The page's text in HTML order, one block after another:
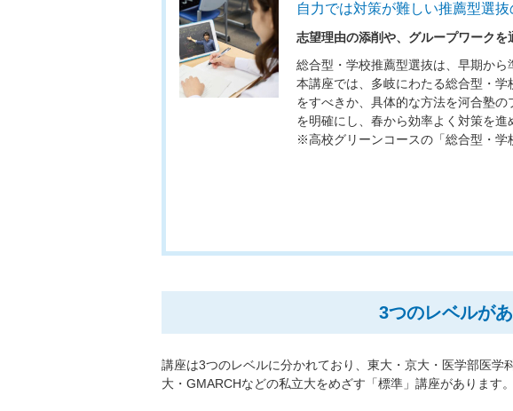
自力では対策が難しい推薦型選
志望理由の添削や、グループワーク
総合型・学校推薦型選抜は、早期から
本講座では、多岐にわたる総合型・
をすべきか、具体的な方法を河合塾
を明確にし、春から効率よく対策を進
※高校グリーンコースの「総合型・学
3つのレベルが
講座は3つのレベルに分かれており、東大・京大・医学部医
大・GMARCHなどの私立大をめざす「標準」講座があります